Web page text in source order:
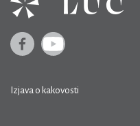
Izjava o kakovosti